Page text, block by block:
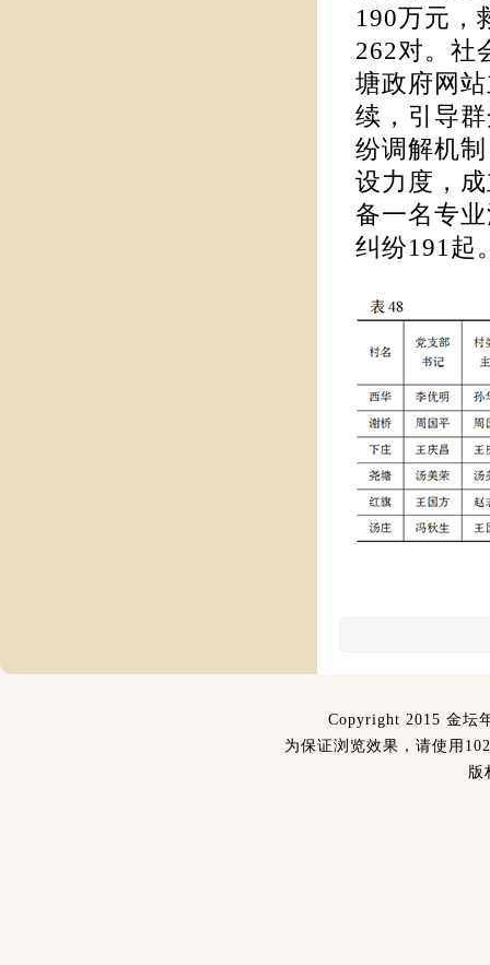
190万元，
262对。社
塘政府网
续，引导
纷调解机
设力度，
备一名专
纠纷191起
Copyright 2015 金坛
为保证浏览效果，请使用
版